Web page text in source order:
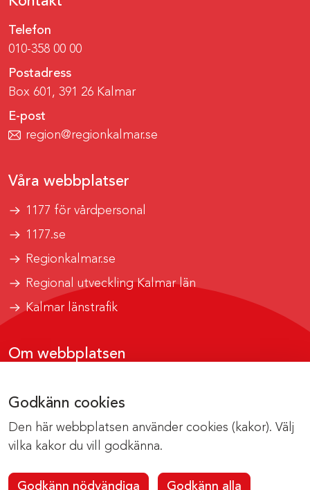
Godkänn cookies
Den här webbplatsen använder cookies (kakor). Välj
vilka kakor du vill godkänna.
Godkänn nödvändiga Godkänn alla
Telefon
010-358 00 00
Postadress
Box 601, 391 26 Kalmar
E-post
region@regionkalmar.se
Våra webbplatser
1177 för vårdpersonal
1177.se
Regionkalmar.se
Regional utveckling Kalmar län
Kalmar länstrafik
Om webbplatsen
Om cookies
Kontakta webbredaktionen